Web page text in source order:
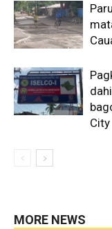
City
MORE NEWS